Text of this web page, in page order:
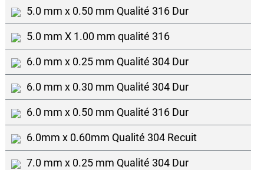
5.0 mm x 0.50 mm Qualité 316 Dur
5.0 mm X 1.00 mm qualité 316
6.0 mm x 0.25 mm Qualité 304 Dur
6.0 mm x 0.30 mm Qualité 304 Dur
6.0 mm x 0.50 mm Qualité 316 Dur
6.0mm x 0.60mm Qualité 304 Recuit
7.0 mm x 0.25 mm Qualité 304 Dur